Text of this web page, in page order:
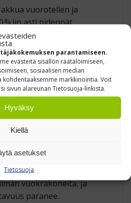
parantamiseen.
evästeitä sisällön räätälöimiseen,
sosiaalisen median
kohdentaaksemme markkinointia. Voit
sivun alareunan Tietosuoja-linkistä.
Hyväksy
Kiellä
asetukset
Tietosuoja
vuorotellen ja
%:iin asti pidennät
Tasainen
pitää jännitteen
ajan.
mahdollistaa
ilman akku­stressiä.
tasaisesti.
selviää
vuokrakoneita, ja
paranee.